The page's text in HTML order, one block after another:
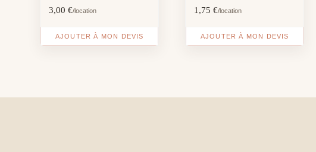
3,00€/location
AJOUTER À MON DEVIS
1,75€/location
AJOUTER À MON DEVIS